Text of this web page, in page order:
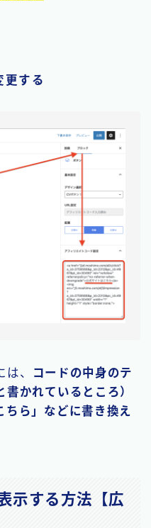
更する
、
コードの中身のテ
かれているところ）
ちら」などに書き換え
示する方法【広